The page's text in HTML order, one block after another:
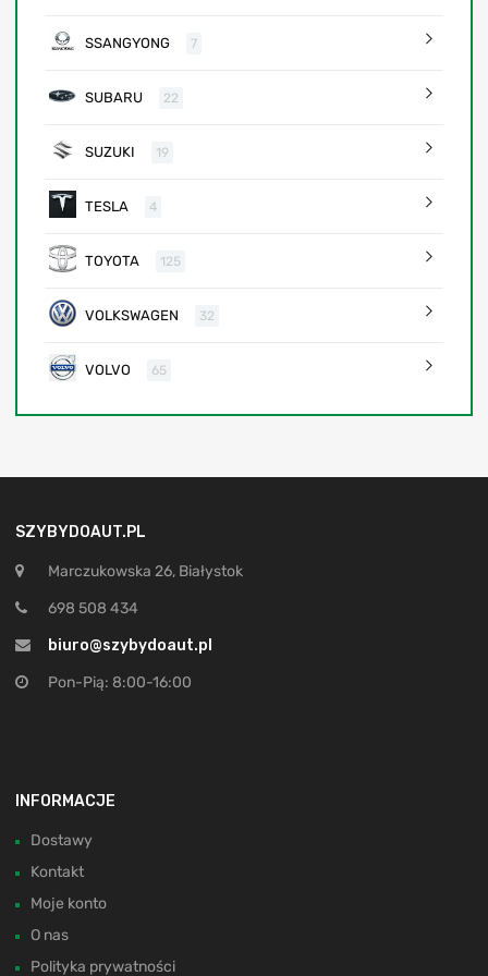
SSANGYONG 7
SUBARU 22
SUZUKI 19
TESLA 4
TOYOTA 125
VOLKSWAGEN 32
VOLVO 65
SZYBYDOAUT.PL
Marczukowska 26, Białystok
698 508 434
biuro@szybydoaut.pl
Pon-Pią: 8:00-16:00
INFORMACJE
Dostawy
Kontakt
Moje konto
O nas
Polityka prywatności